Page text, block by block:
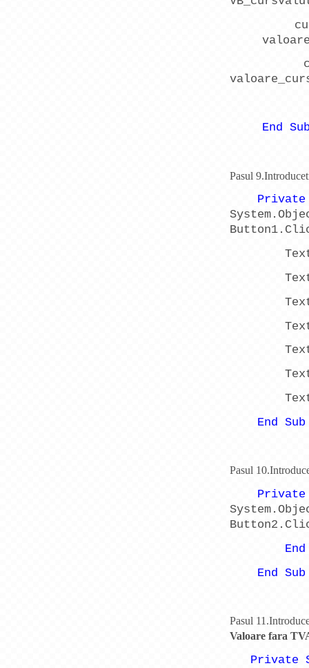
End
Pasul
Private
End
Sub
Pasul
Private
End
End
Sub
Pasul
Valoare fara
Private